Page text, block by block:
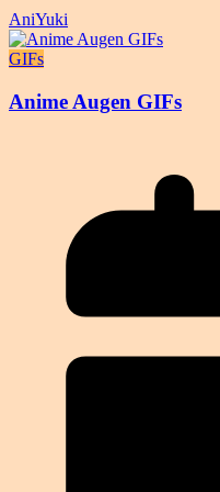
AniYuki
GIFs
Anime Augen GIFs